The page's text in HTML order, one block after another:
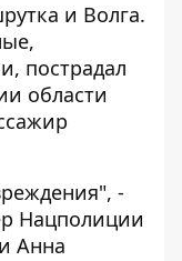
и Волга.
пострадал
области
-
Нацполиции
Анна